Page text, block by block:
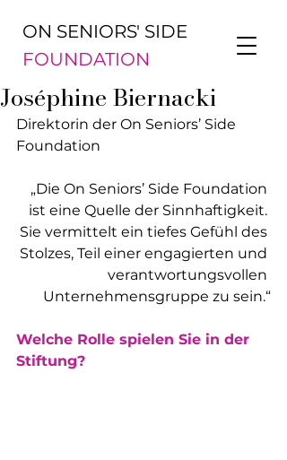
ON SENIORS' SIDE
FOUNDATION
Joséphine Biernacki
Direktorin der On Seniors’ Side
Foundation
„Die On Seniors’ Side Foundation
ist eine Quelle der Sinnhaftigkeit.
Sie vermittelt ein tiefes Gefühl des
Stolzes, Teil einer engagierten und
verantwortungsvollen
Unternehmensgruppe zu sein.“
Welche Rolle spielen Sie in der
Stiftung?